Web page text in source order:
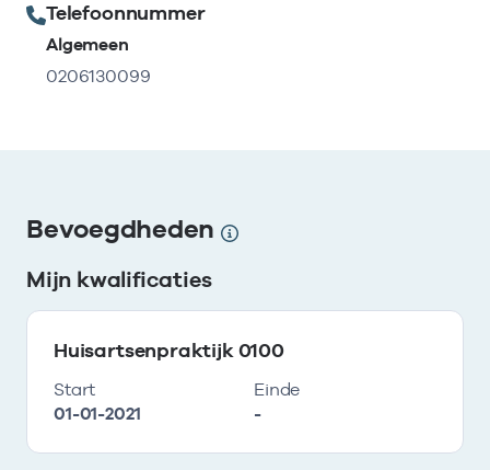
Telefoonnummer
Algemeen
0206130099
Bevoegdheden
Mijn kwalificaties
Huisartsenpraktijk 0100
Start
01-01-2021
Einde
-